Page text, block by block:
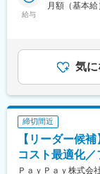
駅、和泉大
公園駅、ひ
前駅、あお
南駅、柴崎
駅、坂下町
駅、海老江
駅、鹿児駅、
メント化
・業務フロ
・業務設計
・部長や経営
■扱うサービス
資産運用プラ
を担当し、最
給与
月額（基本
残業手当＞
す賃金はあ
能性がありま
気に
締切間近
【リーダー候
コスト最適化
ＰａｙＰａｙ株式会